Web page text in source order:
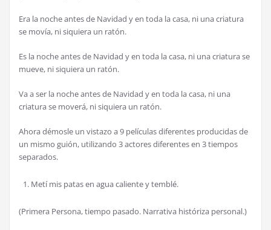
Era la noche antes de Navidad y en toda la casa, ni una criatura
se movía, ni siquiera un ratón.
Es la noche antes de Navidad y en toda la casa, ni una criatura se
mueve, ni siquiera un ratón.
Va a ser la noche antes de Navidad y en toda la casa, ni una
criatura se moverá, ni siquiera un ratón.
Ahora démosle un vistazo a 9 películas diferentes producidas de
un mismo guión, utilizando 3 actores diferentes en 3 tiempos
separados.
Metí mis patas en agua caliente y temblé.
(Primera Persona, tiempo pasado. Narrativa históriza personal.)